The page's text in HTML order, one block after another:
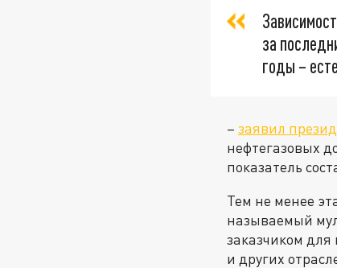
за
годы –
– заявил
нефтегазовых
показатель
Тем не менее
называемый
заказчиком
и других